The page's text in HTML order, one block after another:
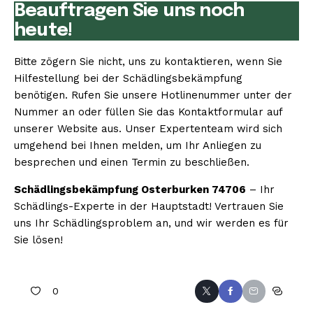
Beauftragen Sie uns noch
heute!
Bitte zögern Sie nicht, uns zu kontaktieren, wenn Sie
Hilfestellung bei der Schädlingsbekämpfung
benötigen. Rufen Sie unsere Hotlinenummer unter der
Nummer an oder füllen Sie das Kontaktformular auf
unserer Website aus. Unser Expertenteam wird sich
umgehend bei Ihnen melden, um Ihr Anliegen zu
besprechen und einen Termin zu beschließen.
Schädlingsbekämpfung Osterburken 74706 – Ihr
Schädlings-Experte in der Hauptstadt! Vertrauen Sie
uns Ihr Schädlingsproblem an, und wir werden es für
Sie lösen!
0